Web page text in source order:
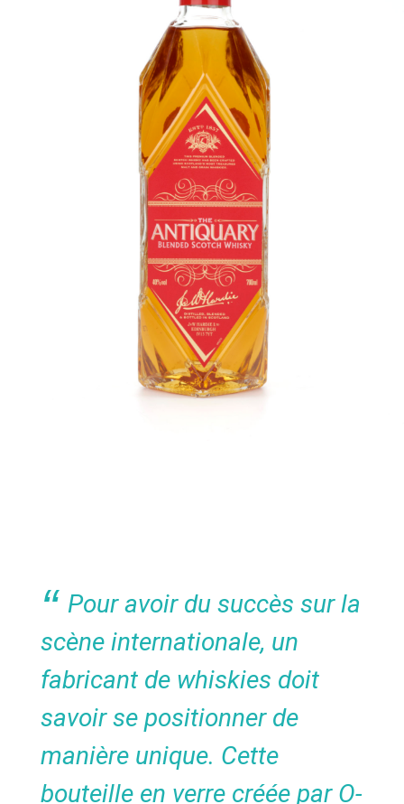
Pour avoir du succès sur la
scène internationale, un
fabricant de whiskies doit
savoir se positionner de
manière unique. Cette
bouteille en verre créée par O-